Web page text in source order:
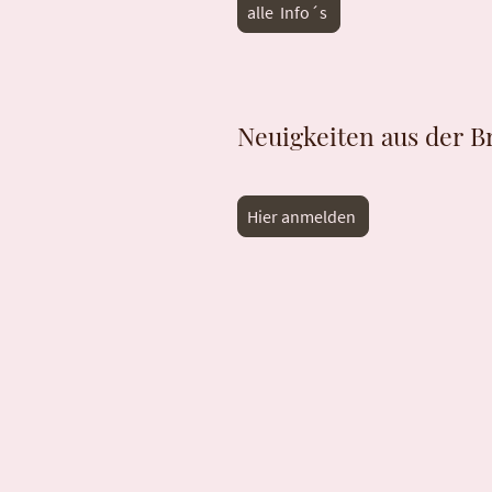
alle Info´s
Neuigkeiten aus der
Hier anmelden